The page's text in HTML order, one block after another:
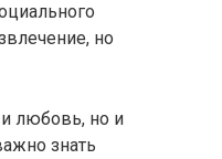
но
любовь, но и
знать